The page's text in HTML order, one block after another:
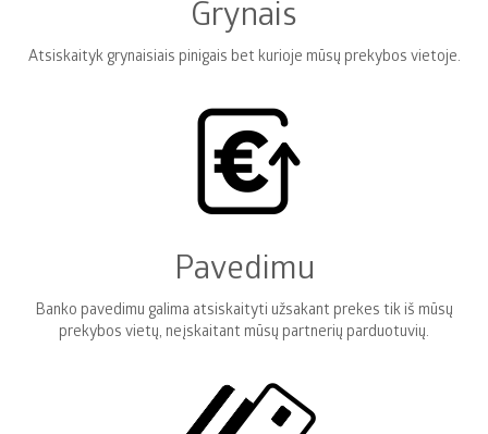
Grynais
Atsiskaityk grynaisiais pinigais bet kurioje mūsų prekybos vietoje.
Pavedimu
Banko pavedimu galima atsiskaityti užsakant prekes tik iš mūsų
prekybos vietų, neįskaitant mūsų partnerių parduotuvių.